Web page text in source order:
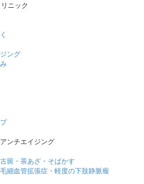
ング
ンチエイジング
斑・茶あざ・そばかす
細血管拡張症・軽度の下肢静脈瘤